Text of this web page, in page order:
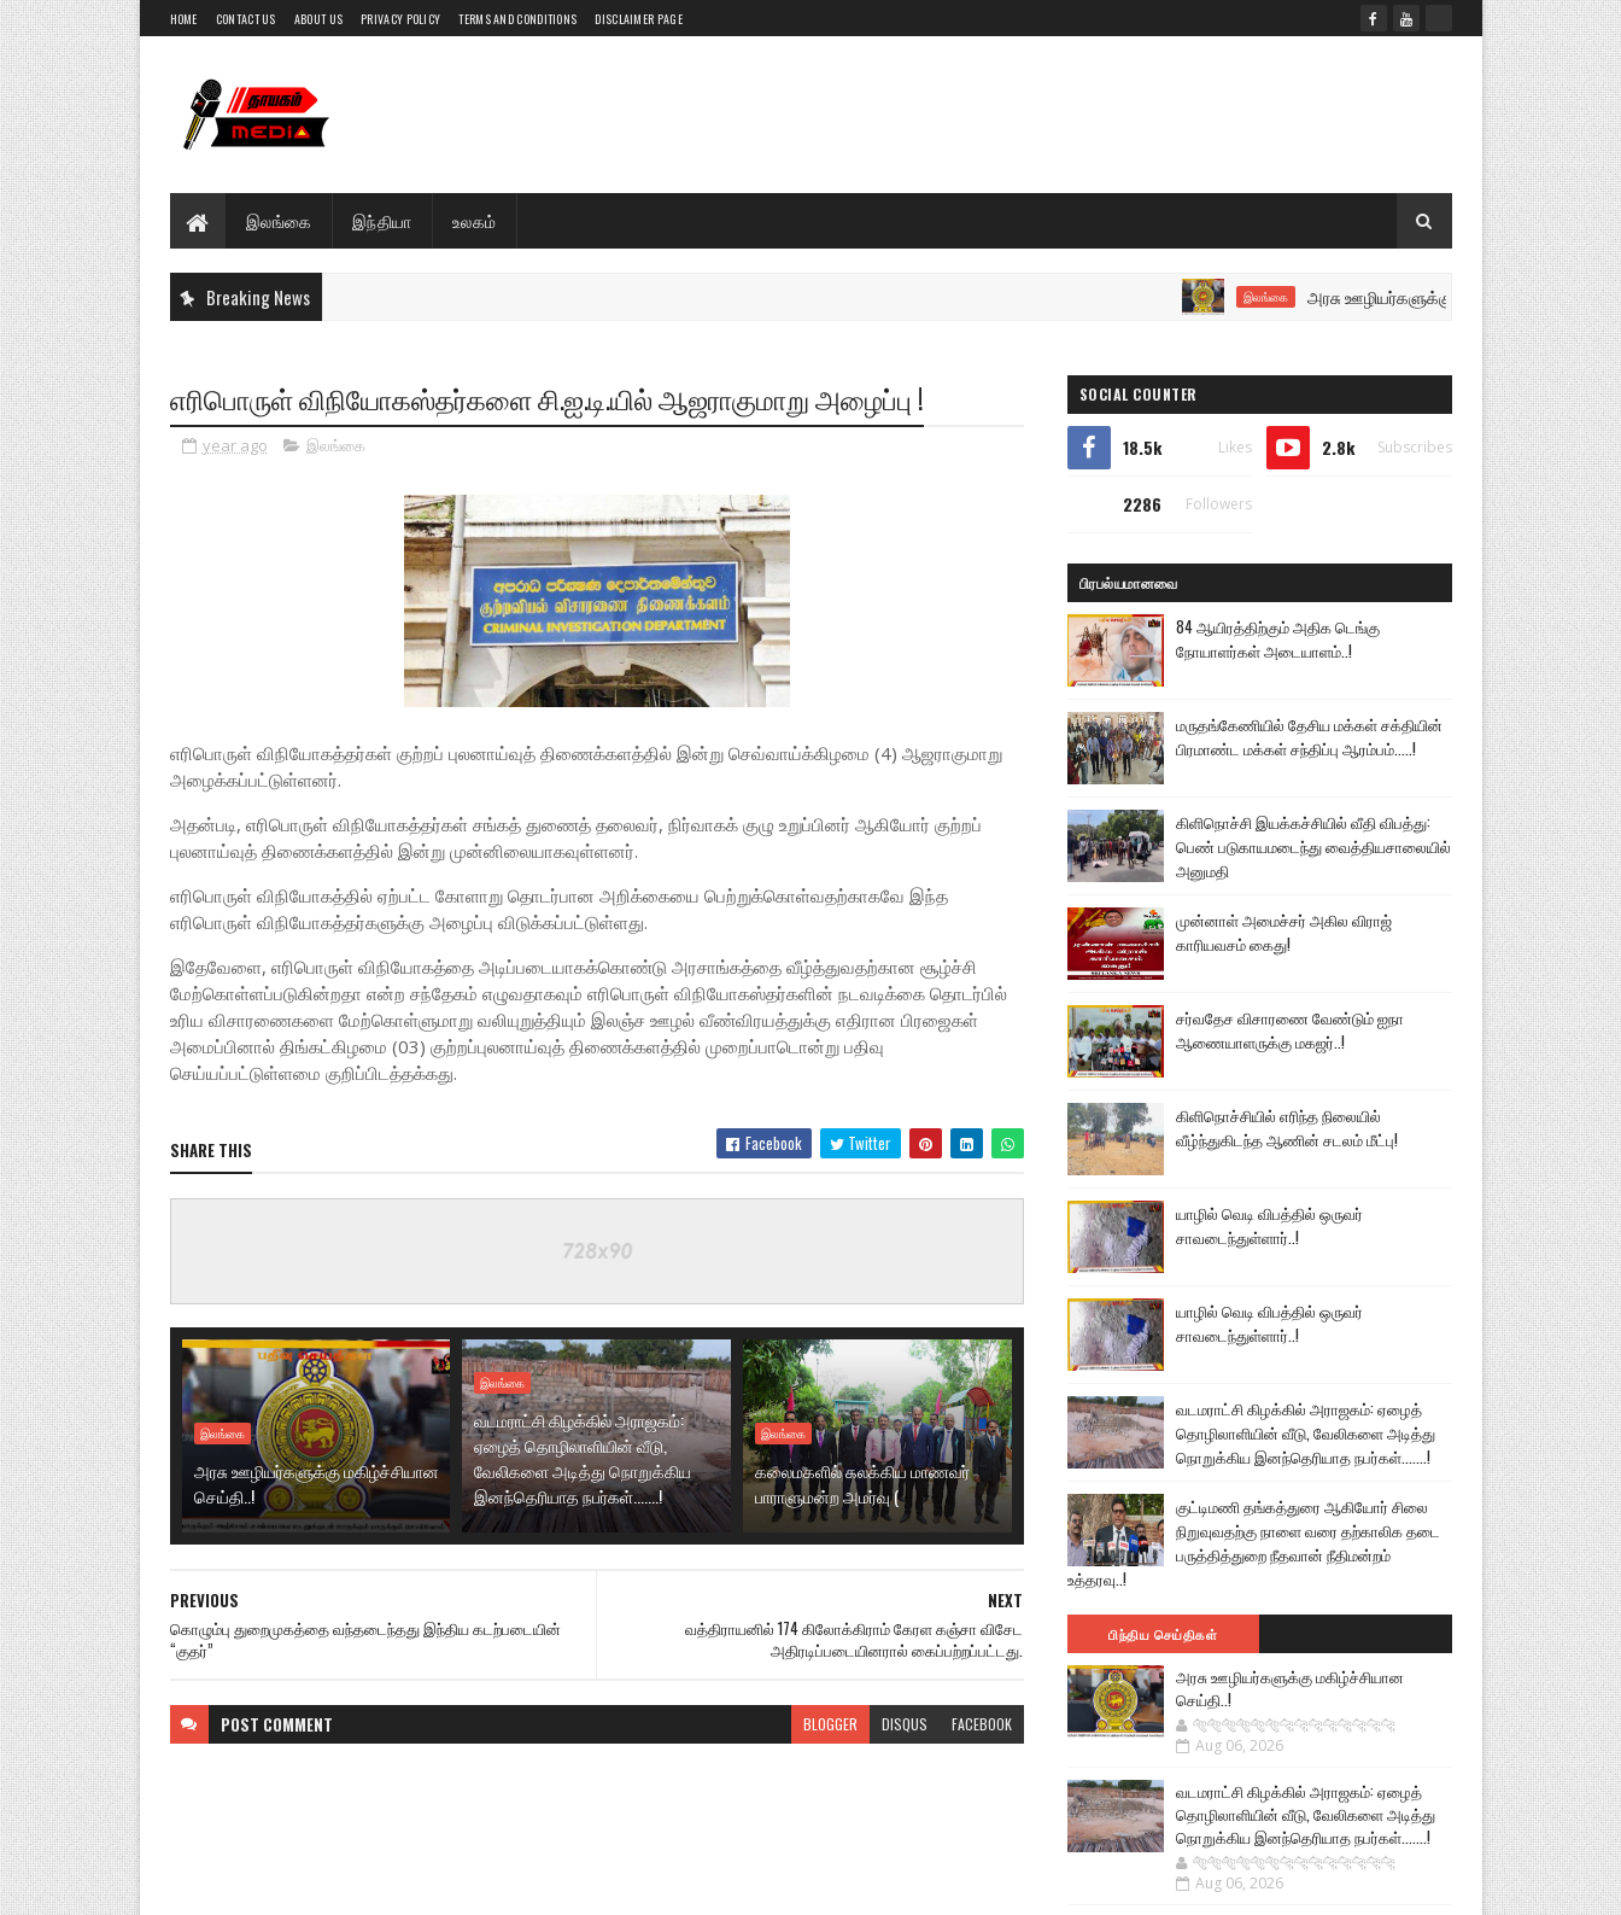
HOME CONTACT US ABOUT US PRIVACY POLICY TERMS AND CONDITIONS DISCLAIMER PAGE
இலங்கை இந்தியா உலகம்
Breaking News இலங்கை அரசு ஊழியர்களுக்கு மகிழ்ச்சியான செய்தி..!
எரிபொருள் விநியோகஸ்தர்களை சி.ஐ.டி.யில் ஆஜராகுமாறு அழைப்பு !
year ago இலங்கை
எரிபொருள் விநியோகத்தர்கள் குற்றப் புலனாய்வுத் திணைக்களத்தில் இன்று செவ்வாய்க்கிழமை (4) ஆஜராகுமாறு
அழைக்கப்பட்டுள்ளனர்.
அதன்படி, எரிபொருள் விநியோகத்தர்கள் சங்கத் துணைத் தலைவர், நிர்வாகக் குழு உறுப்பினர் ஆகியோர் குற்றப்
புலனாய்வுத் திணைக்களத்தில் இன்று முன்னிலையாகவுள்ளனர்.
எரிபொருள் விநியோகத்தில் ஏற்பட்ட கோளாறு தொடர்பான அறிக்கையை பெற்றுக்கொள்வதற்காகவே இந்த
எரிபொருள் விநியோகத்தர்களுக்கு அழைப்பு விடுக்கப்பட்டுள்ளது.
இதேவேளை, எரிபொருள் விநியோகத்தை அடிப்படையாகக்கொண்டு அரசாங்கத்தை வீழ்த்துவதற்கான சூழ்ச்சி
மேற்கொள்ளப்படுகின்றதா என்ற சந்தேகம் எழுவதாகவும் எரிபொருள் விநியோகஸ்தர்களின் நடவடிக்கை தொடர்பில்
உரிய விசாரணைகளை மேற்கொள்ளுமாறு வலியுறுத்தியும் இலஞ்ச ஊழல் வீண்விரயத்துக்கு எதிரான பிரஜைகள்
அமைப்பினால் திங்கட்கிழமை (03) குற்றப்புலனாய்வுத் திணைக்களத்தில் முறைப்பாடொன்று பதிவு
செய்யப்பட்டுள்ளமை குறிப்பிடத்தக்கது.
SHARE THIS Facebook Twitter
இலங்கை
அரசு ஊழியர்களுக்கு மகிழ்ச்சியான
செய்தி..!
இலங்கை
வடமராட்சி கிழக்கில் அராஜகம்:
ஏழைத் தொழிலாளியின் வீடு,
வேலிகளை அடித்து நொறுக்கிய
இனந்தெரியாத நபர்கள்.......!
இலங்கை
கலைமகளில் கலக்கிய மாணவர்
பாராளுமன்ற அமர்வு (
NEXT
வத்திராயனில் 174 கிலோக்கிராம் கேரள கஞ்சா விசேட
அதிரடிப்படையினரால் கைப்பற்றப்பட்டது.
PREVIOUS
கொழும்பு துறைமுகத்தை வந்தடைந்தது இந்திய கடற்படையின்
“குதர்”
POST COMMENT BLOGGER DISQUS FACEBOOK
SOCIAL COUNTER
18.5k Likes 2.8k Subscribes
2286 Followers
பிரபல்யமானவை
84 ஆயிரத்திற்கும் அதிக டெங்கு
நோயாளர்கள் அடையாளம்..!
மருதங்கேணியில் தேசிய மக்கள் சக்தியின்
பிரமாண்ட மக்கள் சந்திப்பு ஆரம்பம்.....!
கிளிநொச்சி இயக்கச்சியில் வீதி விபத்து:
பெண் படுகாயமடைந்து வைத்தியசாலையில்
அனுமதி
முன்னாள் அமைச்சர் அகில விராஜ்
காரியவசம் கைது!
சர்வதேச விசாரணை வேண்டும் ஐநா
ஆணையாளருக்கு மகஜர்..!
கிளிநொச்சியில் எரிந்த நிலையில்
வீழ்ந்துகிடந்த ஆணின் சடலம் மீட்பு!
யாழில் வெடி விபத்தில் ஒருவர்
சாவடைந்துள்ளார்..!
யாழில் வெடி விபத்தில் ஒருவர்
சாவடைந்துள்ளார்..!
வடமராட்சி கிழக்கில் அராஜகம்: ஏழைத்
தொழிலாளியின் வீடு, வேலிகளை அடித்து
நொறுக்கிய இனந்தெரியாத நபர்கள்.......!
குட்டிமணி தங்கத்துரை ஆகியோர் சிலை
நிறுவுவதற்கு நாளை வரை தற்காலிக தடை
பருத்தித்துறை நீதவான் நீதிமன்றம்
உத்தரவு..!
பிந்திய செய்திகள்
அரசு ஊழியர்களுக்கு மகிழ்ச்சியான
செய்தி..!
🐅🐅🐅🐅🐅🐅🐆🐆🐆🐆🐆🐆🐆🐆
Aug 06, 2026
வடமராட்சி கிழக்கில் அராஜகம்: ஏழைத்
தொழிலாளியின் வீடு, வேலிகளை அடித்து
நொறுக்கிய இனந்தெரியாத நபர்கள்.......!
🐅🐅🐅🐅🐅🐅🐆🐆🐆🐆🐆🐆🐆🐆
Aug 06, 2026